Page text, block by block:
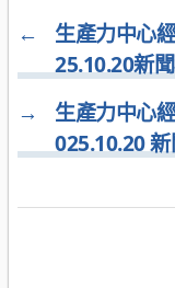
←
生產力中心
25.10.20新
→
生產力中心
025.10.20